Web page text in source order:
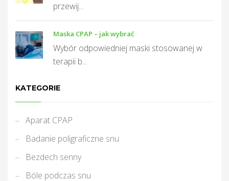
przewij...
Maska CPAP – jak wybrać
Wybór odpowiedniej maski stosowanej w
terapii b...
KATEGORIE
Aparat CPAP
Badanie poligraficzne snu
Bezdech senny
Bóle podczas snu